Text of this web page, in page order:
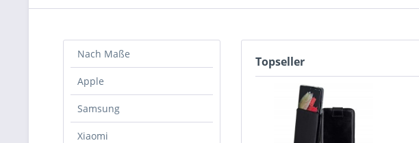
Nach Maße
Apple
Samsung
Xiaomi
Topseller